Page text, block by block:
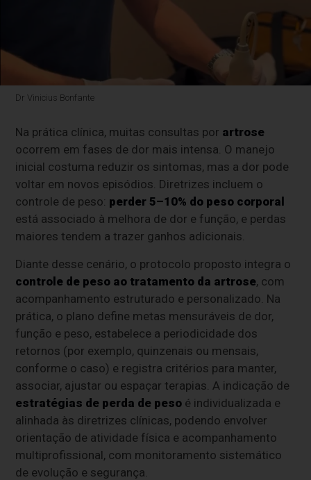
Dr Vinicius Bonfante
Na prática clínica, muitas consultas por artrose
ocorrem em fases de dor mais intensa. O manejo
inicial costuma reduzir os sintomas, mas a dor pode
voltar em novos episódios. Diretrizes incluem o
controle de peso: perder 5–10% do peso corporal
está associado à melhora de dor e função, e perdas
maiores tendem a trazer ganhos adicionais.
Diante desse cenário, o protocolo proposto integra o
controle de peso ao tratamento da artrose, com
acompanhamento estruturado e personalizado. Na
prática, o plano define metas mensuráveis de dor,
função e peso, estabelece a periodicidade dos
retornos (por exemplo, quinzenais ou mensais,
conforme o caso) e registra critérios para manter,
associar, ajustar ou espaçar terapias. A indicação de
estratégias de perda de peso é individualizada e
alinhada às diretrizes clínicas, podendo envolver
orientação de atividade física e acompanhamento
multiprofissional, com monitoramento sistemático
de evolução e segurança.